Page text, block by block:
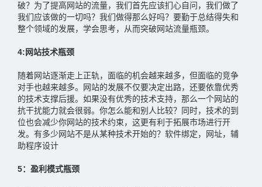
破？为了提高网站的流量，我们首先应该扪心自问，我们做了
我们应该做的一切吗？我们做得那么好吗？要勤于总结得失和
整个领域的发展，学会思考，从而突破网站流量瓶颈。
4:网站技术瓶颈
随着网站逐渐走上正轨，面临的机会越来越多，但面临的竞争
对手也越来越多。网站的发展不仅要决定出路，还要依靠优秀
的技术支撑后援。如果没有优秀的技术支持，那么一个网站的
抗干扰能力就会很弱。你怎么能和别人比较？同时，技术的到
位也会减少你网站的技术约束，这更有利于拓展市场进行开
发。有多少网站不是从某种技术开始的？软件绑定，网址，辅
助程序设计
5：盈利模式瓶颈